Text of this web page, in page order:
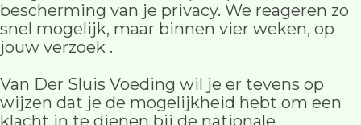
bescherming van je privacy. We reageren zo
snel mogelijk, maar binnen vier weken, op
jouw verzoek .
Van Der Sluis Voeding wil je er tevens op
wijzen dat je de mogelijkheid hebt om een
klacht in te dienen bij de nationale